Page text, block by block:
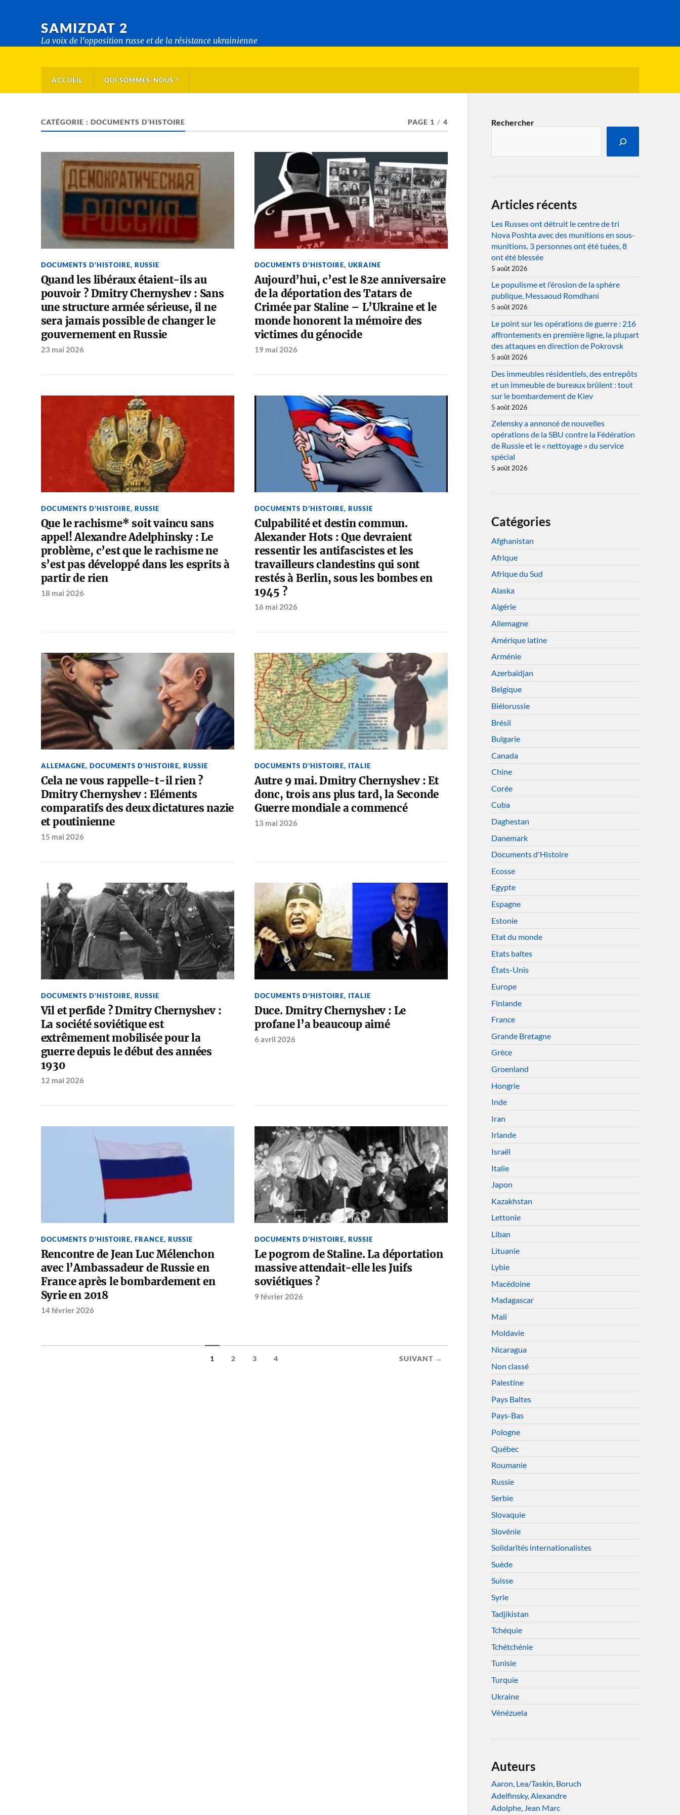
SAMIZDAT 2
La voix de l'opposition russe et de la résistance ukrainienne
ACCUEIL QUI SOMMES-NOUS ?
CATÉGORIE : DOCUMENTS D’HISTOIRE PAGE 1 / 4
DOCUMENTS D'HISTOIRE, RUSSIE
Quand les libéraux étaient-ils au
pouvoir ? Dmitry Chernyshev : Sans
une structure armée sérieuse, il ne
sera jamais possible de changer le
gouvernement en Russie
23 mai 2026
DOCUMENTS D'HISTOIRE, UKRAINE
Aujourd’hui, c’est le 82e anniversaire
de la déportation des Tatars de
Crimée par Staline – L’Ukraine et le
monde honorent la mémoire des
victimes du génocide
19 mai 2026
DOCUMENTS D'HISTOIRE, RUSSIE
Que le rachisme* soit vaincu sans
appel! Alexandre Adelphinsky : Le
problème, c’est que le rachisme ne
s’est pas développé dans les esprits à
partir de rien
18 mai 2026
DOCUMENTS D'HISTOIRE, RUSSIE
Culpabilité et destin commun.
Alexander Hots : Que devraient
ressentir les antifascistes et les
travailleurs clandestins qui sont
restés à Berlin, sous les bombes en
1945 ?
16 mai 2026
ALLEMAGNE, DOCUMENTS D'HISTOIRE, RUSSIE
Cela ne vous rappelle-t-il rien ?
Dmitry Chernyshev : Eléments
comparatifs des deux dictatures nazie
et poutinienne
15 mai 2026
DOCUMENTS D'HISTOIRE, ITALIE
Autre 9 mai. Dmitry Chernyshev : Et
donc, trois ans plus tard, la Seconde
Guerre mondiale a commencé
13 mai 2026
DOCUMENTS D'HISTOIRE, RUSSIE
Vil et perfide ? Dmitry Chernyshev :
La société soviétique est
extrêmement mobilisée pour la
guerre depuis le début des années
1930
12 mai 2026
DOCUMENTS D'HISTOIRE, ITALIE
Duce. Dmitry Chernyshev : Le
profane l’a beaucoup aimé
6 avril 2026
DOCUMENTS D'HISTOIRE, FRANCE, RUSSIE
Rencontre de Jean Luc Mélenchon
avec l’Ambassadeur de Russie en
France après le bombardement en
Syrie en 2018
14 février 2026
DOCUMENTS D'HISTOIRE, RUSSIE
Le pogrom de Staline. La déportation
massive attendait-elle les Juifs
soviétiques ?
9 février 2026
1 2 3 4 SUIVANT →
Rechercher
Articles récents
Les Russes ont détruit le centre de tri
Nova Poshta avec des munitions en sous-
munitions. 3 personnes ont été tuées, 8
ont été blessée
5 août 2026
Le populisme et l’érosion de la sphère
publique, Messaoud Romdhani
5 août 2026
Le point sur les opérations de guerre : 216
affrontements en première ligne, la plupart
des attaques en direction de Pokrovsk
5 août 2026
Des immeubles résidentiels, des entrepôts
et un immeuble de bureaux brûlent : tout
sur le bombardement de Kiev
5 août 2026
Zelensky a annoncé de nouvelles
opérations de la SBU contre la Fédération
de Russie et le « nettoyage » du service
spécial
5 août 2026
Catégories
Afghanistan
Afrique
Afrique du Sud
Alaska
Algérie
Allemagne
Amérique latine
Arménie
Azerbaïdjan
Belgique
Biélorussie
Brésil
Bulgarie
Canada
Chine
Corée
Cuba
Daghestan
Danemark
Documents d'Histoire
Ecosse
Egypte
Espagne
Estonie
Etat du monde
Etats baltes
États-Unis
Europe
Finlande
France
Grande Bretagne
Grèce
Groenland
Hongrie
Inde
Iran
Irlande
Israël
Italie
Japon
Kazakhstan
Lettonie
Liban
Lituanie
Lybie
Macédoine
Madagascar
Mali
Moldavie
Nicaragua
Non classé
Palestine
Pays Baltes
Pays-Bas
Pologne
Québec
Roumanie
Russie
Serbie
Slovaquie
Slovénie
Solidarités internationalistes
Suède
Suisse
Syrie
Tadjikistan
Tchéquie
Tchétchénie
Tunisie
Turquie
Ukraine
Vénézuela
Auteurs
Aaron, Lea/Taskin, Boruch
Adelfinsky, Alexandre
Adolphe, Jean Marc